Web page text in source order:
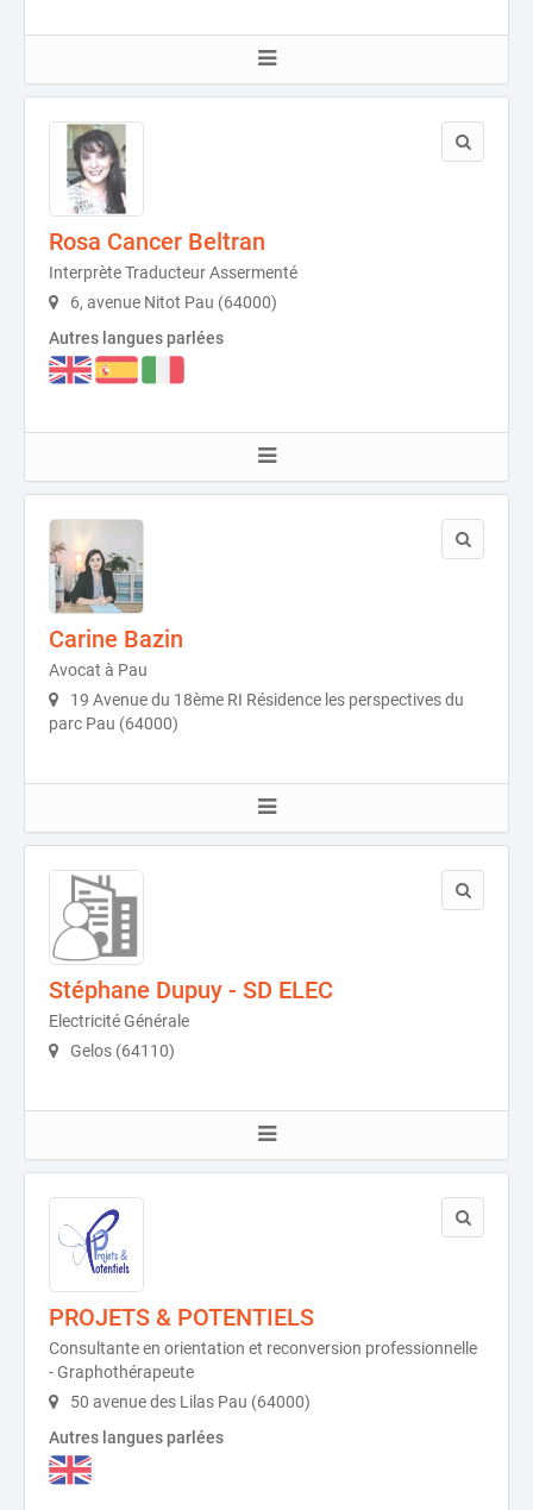
Rosa Cancer Beltran
Interprète Traducteur Assermenté
6, avenue Nitot Pau (64000)
Autres langues parlées
Carine Bazin
Avocat à Pau
19 Avenue du 18ème RI Résidence les perspectives du
parc Pau (64000)
Stéphane Dupuy - SD ELEC
Electricité Générale
Gelos (64110)
PROJETS & POTENTIELS
Consultante en orientation et reconversion professionnelle
- Graphothérapeute
50 avenue des Lilas Pau (64000)
Autres langues parlées